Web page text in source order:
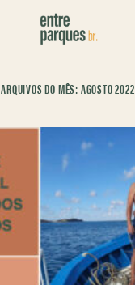
ARQUIVOS DO MÊS:AGOSTO 2022